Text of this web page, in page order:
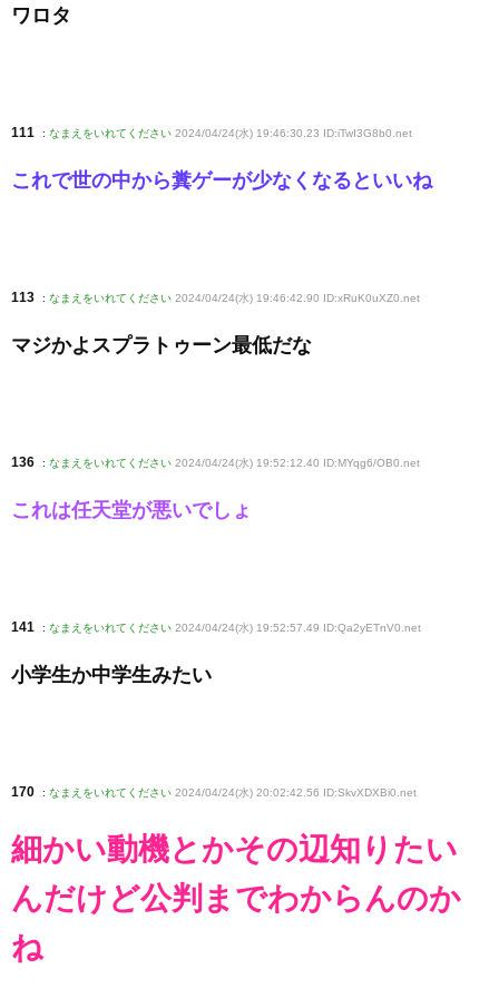
ワロタ
111 : なまえをいれてください 2024/04/24(水) 19:46:30.23 ID:iTwI3G8b0 .net
これで世の中から糞ゲーが少なくなるといいね
113 : なまえをいれてください 2024/04/24(水) 19:46:42.90 ID:xRuK0uXZ0 .net
マジかよスプラトゥーン最低だな
136 : なまえをいれてください 2024/04/24(水) 19:52:12.40 ID:MYqg6/OB0 .net
これは任天堂が悪いでしょ
141 : なまえをいれてください 2024/04/24(水) 19:52:57.49 ID:Qa2yETnV0 .net
小学生か中学生みたい
170 : なまえをいれてください 2024/04/24(水) 20:02:42.56 ID:SkvXDXBi0.net
細かい動機とかその辺知りたい
んだけど公判までわからんのか
ね